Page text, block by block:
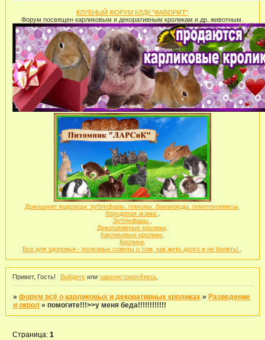
КЛУБНЫЙ ФОРУМ КЛДК "ФАВОРИТ"
Форум посвящен карликовым и декоративным кроликам и др. животным.
Домашние ящерицы: эублефары, гекконы, бананоеды, гемитекониксы,
бородатая агама
Эублефары
Декоративные кролики
Карликовые кролики
Кролики.
Все для здоровья - полезные советы о том, как жить долго и не болеть!
Привет, Гость! Войдите илизарегистрируйтесь
»форум всё о карликовых и декоративных кроликах » Разведение
и окрол »помогите!!!>>у меня беда!!!!!!!!!!!!
Страница:1